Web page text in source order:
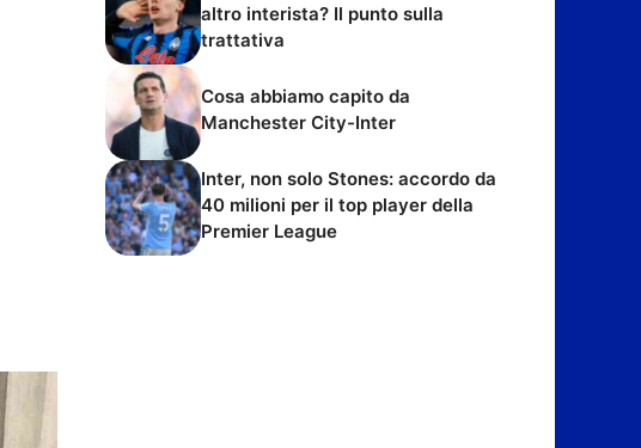
altro interista? Il punto sulla
trattativa
Cosa abbiamo capito da
Manchester City-Inter
Inter, non solo Stones: accordo da
40 milioni per il top player della
Premier League